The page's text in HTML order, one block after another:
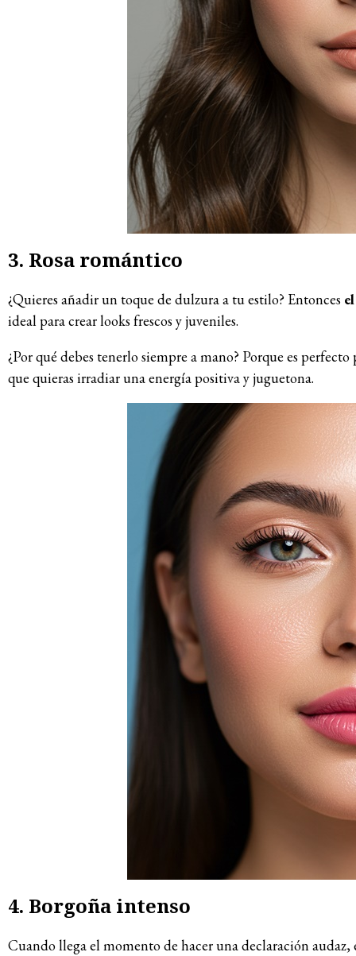
3. Rosa romántico
¿Quieres añadir un toque de dulzura a tu estilo? Entonces
ideal para crear looks frescos y juveniles.
¿Por qué debes tenerlo siempre a mano? Porque es
que quieras irradiar una energía positiva y juguetona.
4. Borgoña intenso
Cuando llega el momento de hacer una declaración